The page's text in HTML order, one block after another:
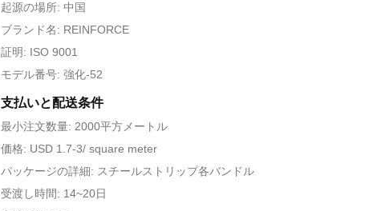
起源の場所: 中国
ブランド名: REINFORCE
証明: ISO 9001
モデル番号: 強化-52
支払いと配送条件
最小注文数量: 2000平方メートル
価格: USD 1.7-3/ square meter
パッケージの詳細: スチールストリップ各バンドル
受渡し時間: 14~20日